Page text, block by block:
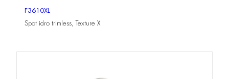
F3610XL
Spot idro trimless, Texture X